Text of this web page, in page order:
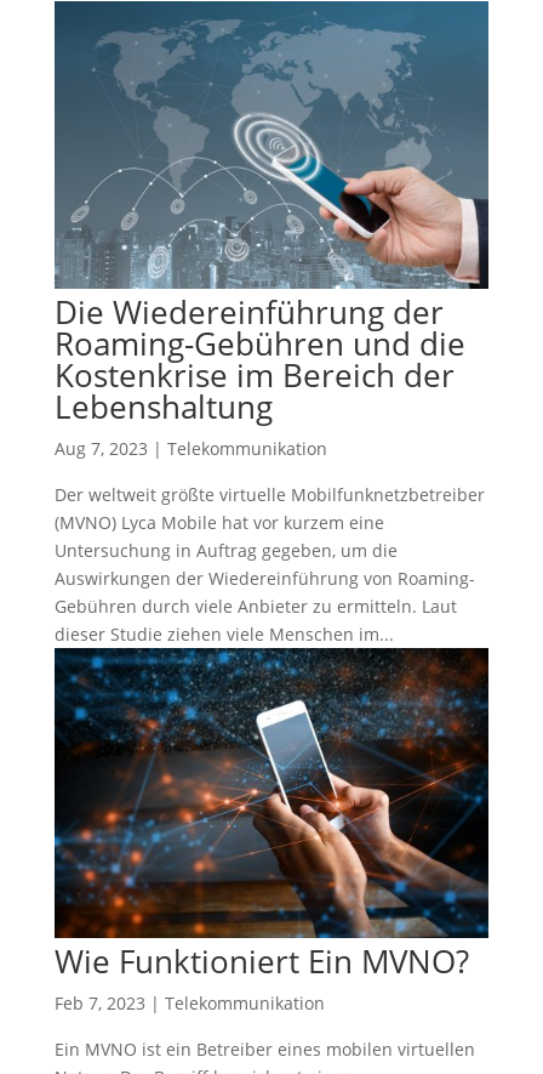
Die Wiedereinführung der
Roaming-Gebühren und die
Kostenkrise im Bereich der
Lebenshaltung
Aug 7, 2023 | Telekommunikation
Der weltweit größte virtuelle Mobilfunknetzbetreiber
(MVNO) Lyca Mobile hat vor kurzem eine
Untersuchung in Auftrag gegeben, um die
Auswirkungen der Wiedereinführung von Roaming-
Gebühren durch viele Anbieter zu ermitteln. Laut
dieser Studie ziehen viele Menschen im...
Wie Funktioniert Ein MVNO?
Feb 7, 2023 | Telekommunikation
Ein MVNO ist ein Betreiber eines mobilen virtuellen